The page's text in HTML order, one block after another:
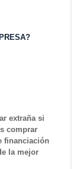
extraña si
comprar
financiación
la mejor